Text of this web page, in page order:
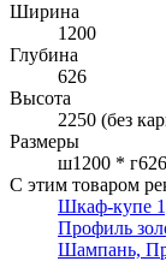
Ширина
1200
Глубина
626
Высота
2250 (без
Размеры
ш1200 *
С этим товаром
Шкаф-купе
Профиль
Шампань,